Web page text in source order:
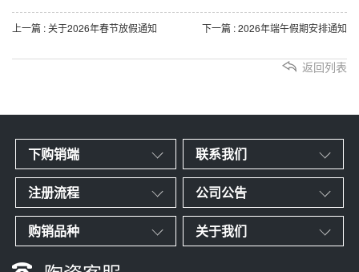
上一篇 : 关于2026年春节放假通知 下一篇 : 2026年端午假期安排通知
返回列表
下购销端 联系我们
注册流程 公司公告
购销品种 关于我们